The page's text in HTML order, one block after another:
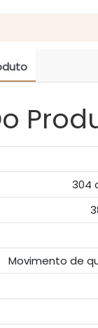
304
Movimento de